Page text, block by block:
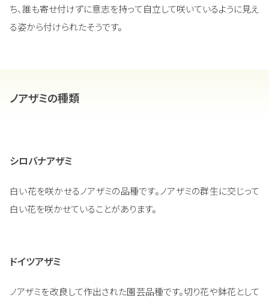
ち、誰も寄せ付けずに意志を持って自立して咲いているように見え
る姿から付けられたそうです。
ノアザミの種類
シロバナアザミ
白い花を咲かせるノアザミの品種です。ノアザミの群生に交じって
白い花を咲かせていることがあります。
ドイツアザミ
ノアザミを改良して作出された園芸品種です。切り花や鉢花として